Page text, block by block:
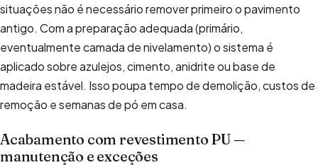
situações não é necessário remover primeiro o pavimento
antigo. Com a preparação adequada (primário,
eventualmente camada de nivelamento) o sistema é
aplicado sobre azulejos, cimento, anidrite ou base de
madeira estável. Isso poupa tempo de demolição, custos de
remoção e semanas de pó em casa.
Acabamento com revestimento PU —
manutenção e exceções